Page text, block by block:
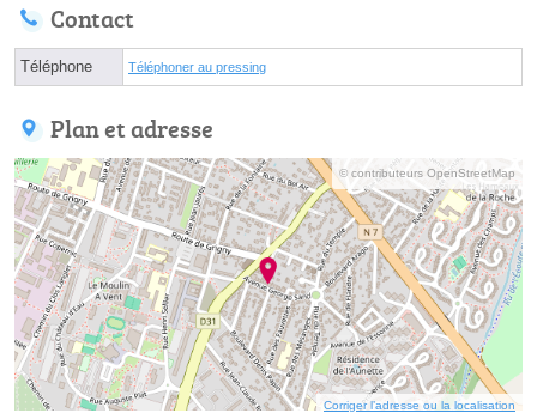
Contact
Téléphone Téléphoner au pressing
Plan et adresse
© contributeurs OpenStreetMap
Corriger l’adresse ou la localisation